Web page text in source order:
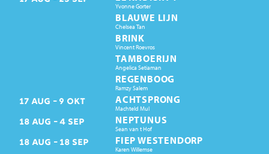
Yvonne Gorter
BLAUWE LIJN
Chelsea Tan
BRINK
Vincent Roevros
TAMBOERIJN
Angelica Setiaman
REGENBOOG
Ramzy Salem
17 AUG 9 OKT ACHTSPRONG
Machteld Mul
18 AUG 4 SEP NEPTUNUS
Sean van t Hof
18 AUG 18 SEP FIEP WESTENDORP
Karen Willemse